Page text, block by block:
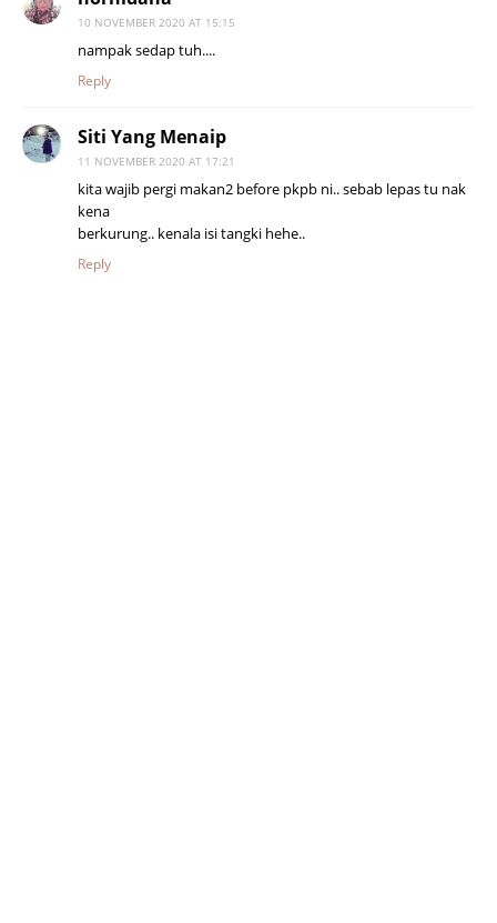
10 NOVEMBER 2020 AT 15:15
nampak sedap tuh....
Reply
Siti Yang Menaip
11 NOVEMBER 2020 AT 17:21
kita wajib pergi makan2 before pkpb ni.. sebab lepas tu nak
kena
berkurung.. kenala isi tangki hehe..
Reply